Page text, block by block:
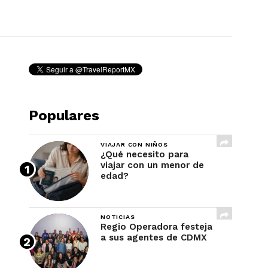
Populares
VIAJAR CON NIÑOS
¿Qué necesito para
viajar con un menor de
edad?
NOTICIAS
Regio Operadora festeja
a sus agentes de CDMX